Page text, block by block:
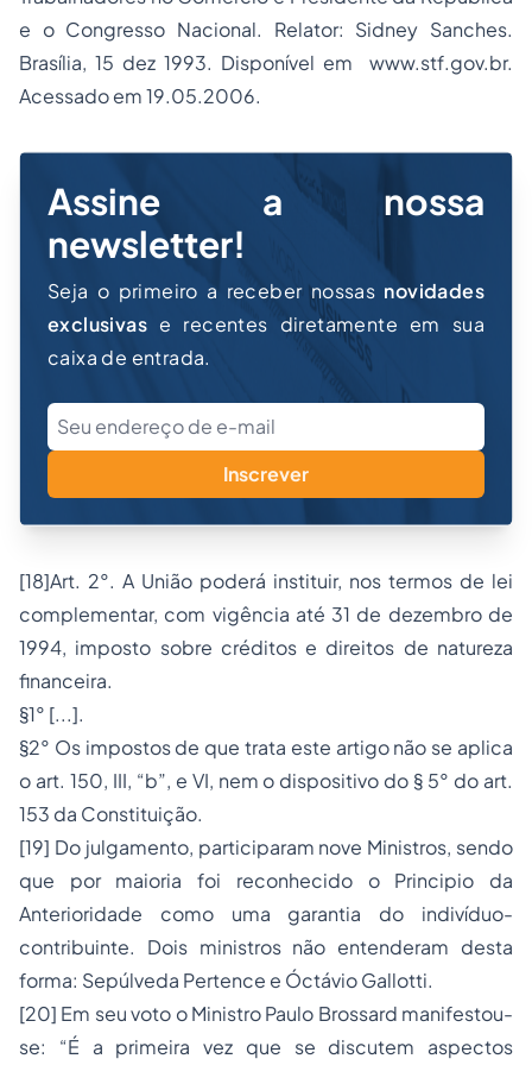
e o Congresso Nacional. Relator: Sidney Sanches.
Brasília, 15 dez 1993. Disponível em www.stf.gov.br.
Acessado em 19.05.2006.
Assine a nossa
newsletter!
Seja o primeiro a receber nossas novidades
exclusivas e recentes diretamente em sua
caixa de entrada.
Inscrever
[18]Art. 2°. A União poderá instituir, nos termos de lei
complementar, com vigência até 31 de dezembro de
1994, imposto sobre créditos e direitos de natureza
financeira.
§1° [...].
§2° Os impostos de que trata este artigo não se aplica
o art. 150, III, “b”, e VI, nem o dispositivo do § 5° do art.
153 da Constituição.
[19] Do julgamento, participaram nove Ministros, sendo
que por maioria foi reconhecido o Principio da
Anterioridade como uma garantia do indivíduo-
contribuinte. Dois ministros não entenderam desta
forma: Sepúlveda Pertence e Óctávio Gallotti.
[20] Em seu voto o Ministro Paulo Brossard manifestou-
se: “É a primeira vez que se discutem aspectos